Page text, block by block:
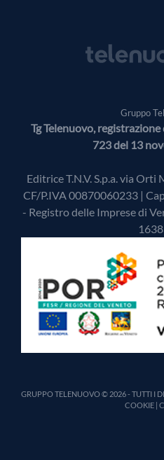
Gruppo
Tg Telenuovo,
723 del 13
Editrice T.N.V. S.p.a. via
CF/P.IVA 00870060233 |
- Registro delle Imprese di
GRUPPO TELENUOVO © 2026 - TUTTI I
COOKIE|